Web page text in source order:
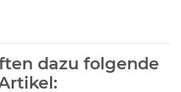
dazu folgende